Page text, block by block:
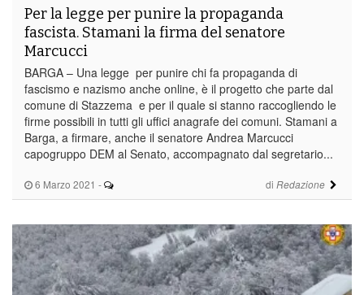
6 Marzo 2021 - di Redazione
Per la legge per punire la propaganda
fascista. Stamani la firma del senatore
Marcucci
BARGA – Una legge per punire chi fa propaganda di
fascismo e nazismo anche online, è il progetto che parte dal
comune di Stazzema e per il quale si stanno raccogliendo le
firme possibili in tutti gli uffici anagrafe dei comuni. Stamani a
Barga, a firmare, anche il senatore Andrea Marcucci
capogruppo DEM al Senato, accompagnato dal segretario...